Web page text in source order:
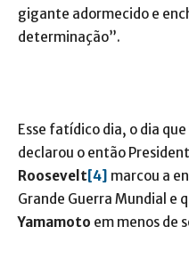
gigante adormecido e
determinação”.
Esse fatídico dia, o dia
declarou o então
Roosevelt[4] marcou a
Grande Guerra Mundial e
Yamamoto em menos de